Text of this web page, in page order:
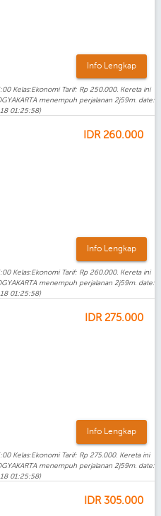
Info Lengkap
Kelas:Ekonomi Tarif: Rp 250.000. Kereta ini
menempuh perjalanan 2j59m. date:
01:25:58)
IDR 260.000
Info Lengkap
Kelas:Ekonomi Tarif: Rp 260.000. Kereta ini
menempuh perjalanan 2j59m. date:
01:25:58)
IDR 275.000
Info Lengkap
Kelas:Ekonomi Tarif: Rp 275.000. Kereta ini
menempuh perjalanan 2j59m. date:
01:25:58)
IDR305.000